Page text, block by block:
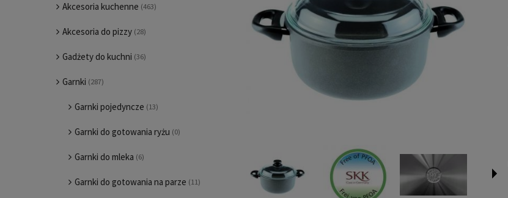
Akcesoria kuchenne (463)
Akcesoria do pizzy (28)
Gadżety do kuchni (36)
Garnki (287)
Garnki pojedyncze (13)
Garnki do gotowania ryżu (0)
Garnki do mleka (6)
Garnki do gotowania na parze (11)